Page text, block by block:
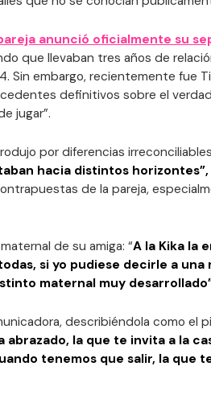
anunció oficialmente su
que llevaban tres años de
Sin embargo, recientemente fue
definitivos sobre el
jugar”.
por diferencias
hacia distintos horizontes”,
de la pareja,
de su amiga: “A la Kika la
si yo pudiese decirle a una
maternal muy
describiéndola como el
abrazado, la que te invita a la
tenemos que salir, la que